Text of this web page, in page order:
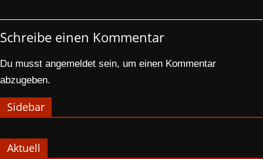
Schreibe einen Kommentar
Du musst angemeldet sein, um einen Kommentar
abzugeben.
Sidebar
Aktuell